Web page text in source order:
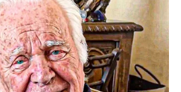
Anti
Konyol